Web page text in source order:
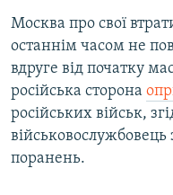
Москва про свої
останнім часом не
вдруге від початку
російська сторона
російських військ,
поранень​.